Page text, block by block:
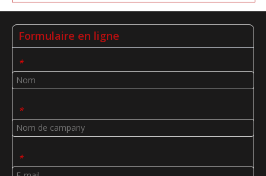
Formulaire en ligne
*
*
*